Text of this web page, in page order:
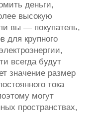
деньги,
высокую
вы — покупатель,
для крупного
всегда будут
значение размер
тока
могут
пространствах,